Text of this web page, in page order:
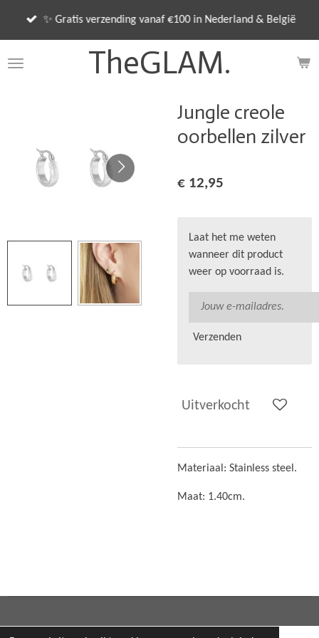
de
TheGLAM.
✨ Gratis verzending vanaf €100 in Nederland & België
Jungle creole
oorbellen zilver
€ 12,95
Laat het me weten
wanneer dit product
weer op voorraad is.
Verzenden
Uitverkocht
Materiaal: Stainless steel.
Maat: 1.40cm.